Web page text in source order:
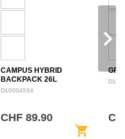
CAMPUS HYBRID
BACKPACK 26L
D10004534
CHF 89.90
shopping_cart
navigate_next